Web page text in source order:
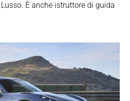
È anche istruttore di guida